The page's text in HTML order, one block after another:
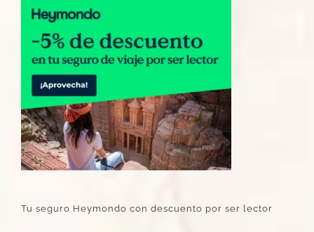
Tu seguro Heymondo con descuento por ser lector